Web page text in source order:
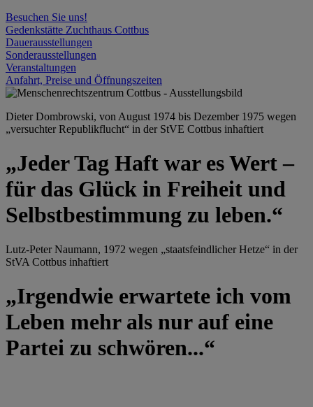
Besuchen Sie uns!
Gedenkstätte Zuchthaus Cottbus
Dauerausstellungen
Sonderausstellungen
Veranstaltungen
Anfahrt, Preise und Öffnungszeiten
Dieter Dombrowski, von August 1974 bis Dezember 1975 wegen
„versuchter Republikflucht“ in der StVE Cottbus inhaftiert
„Jeder Tag Haft war es Wert –
für das Glück in Freiheit und
Selbstbestimmung zu leben.“
Lutz-Peter Naumann, 1972 wegen „staatsfeindlicher Hetze“ in der
StVA Cottbus inhaftiert
„Irgendwie erwartete ich vom
Leben mehr als nur auf eine
Partei zu schwören...“